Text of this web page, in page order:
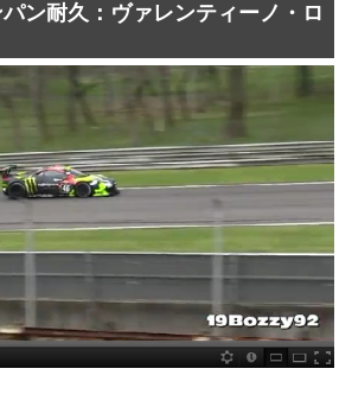
ン耐久：ヴァレンティーノ・ロ